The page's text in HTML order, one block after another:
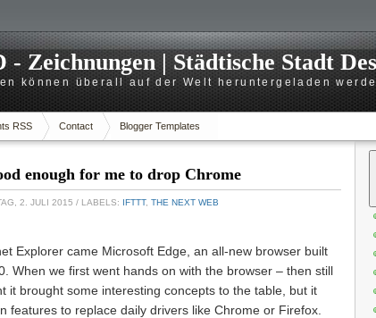
Zeichnungen | Städtische Stadt
können überall auf der Welt heruntergeladen
RSS Contact Blogger Templates
enough for me to drop Chrome
2. JULI 2015 / LABELS: IFTTT, THE NEXT WEB
Explorer came Microsoft Edge, an all-new browser built
When we first went hands on with the browser – then still
it brought some interesting concepts to the table, but it
features to replace daily drivers like Chrome or Firefox.